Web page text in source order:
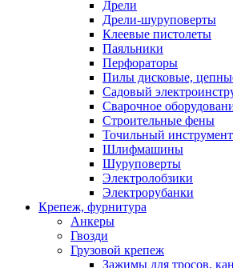
Дрели
Дрели-шуруповерты
Клеевые пистолеты
Паяльники
Перфораторы
Пилы дисковые,
Садовый
Сварочное
Строительные фены
Точильный инструмент
Шлифмашины
Шуруповерты
Электролобзики
Электрорубанки
Крепеж, фурнитура
Анкеры
Гвозди
Грузовой крепеж
Зажимы для тросов,